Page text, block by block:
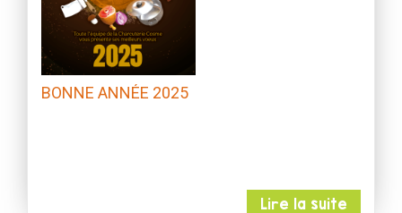
BONNE ANNÉE 2025
Lire la suite